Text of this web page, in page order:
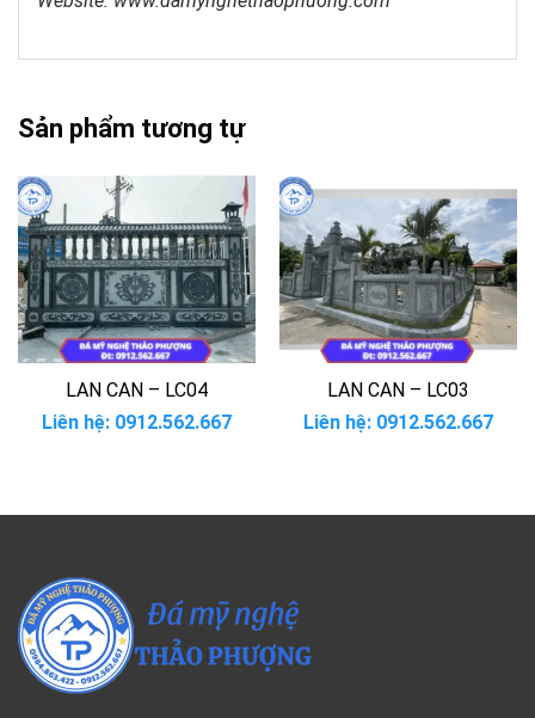
Sản phẩm tương tự
LAN CAN – LC04
Liên hệ: 0912.562.667
LAN CAN – LC03
Liên hệ: 0912.562.667